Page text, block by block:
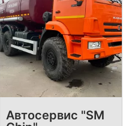
Автосервис "SM